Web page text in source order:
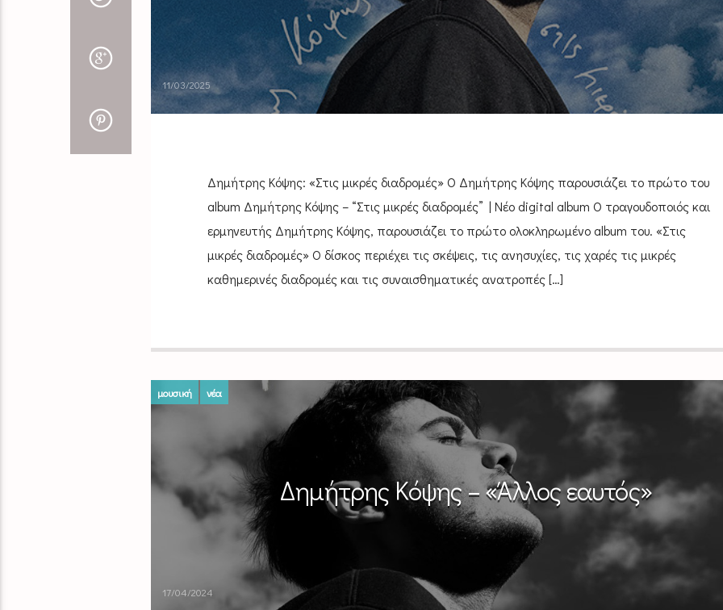
11/03/2025
Δημήτρης Κόψης: «Στις μικρές διαδρομές» Ο Δημήτρης Κόψης παρουσιάζει το πρώτο του
album Δημήτρης Κόψης – “Στις μικρές διαδρομές” | Νέο digital album Ο τραγουδοποιός και
ερμηνευτής Δημήτρης Κόψης, παρουσιάζει το πρώτο ολοκληρωμένο album του. «Στις
μικρές διαδρομές» Ο δίσκος περιέχει τις σκέψεις, τις ανησυχίες, τις χαρές τις μικρές
καθημερινές διαδρομές και τις συναισθηματικές ανατροπές […]
μουσική νέα
Δημήτρης Κόψης – «Άλλος εαυτός»
17/04/2024